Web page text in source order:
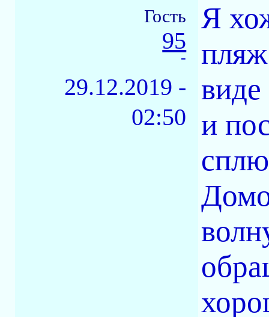
Гость
95
-
29.12.2019 -
02:50
Я
и